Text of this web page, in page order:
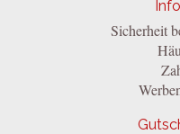
Sicherheit